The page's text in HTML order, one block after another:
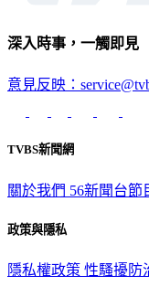
深入時事，一觸即見
意見反映：
TVBS新聞網
關於我們 56新聞台節
政策與隱私
隱私權政策 性騷擾防